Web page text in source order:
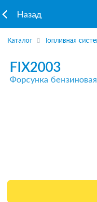
Назад
Каталог Топливная
FIX2003
Форсунка бензиновая